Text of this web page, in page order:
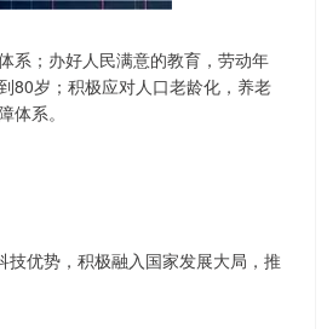
系；办好人民满意的教育，劳动年
80岁；积极应对人口老龄化，养老
系。
技优势，积极融入国家发展大局，推
1134.24